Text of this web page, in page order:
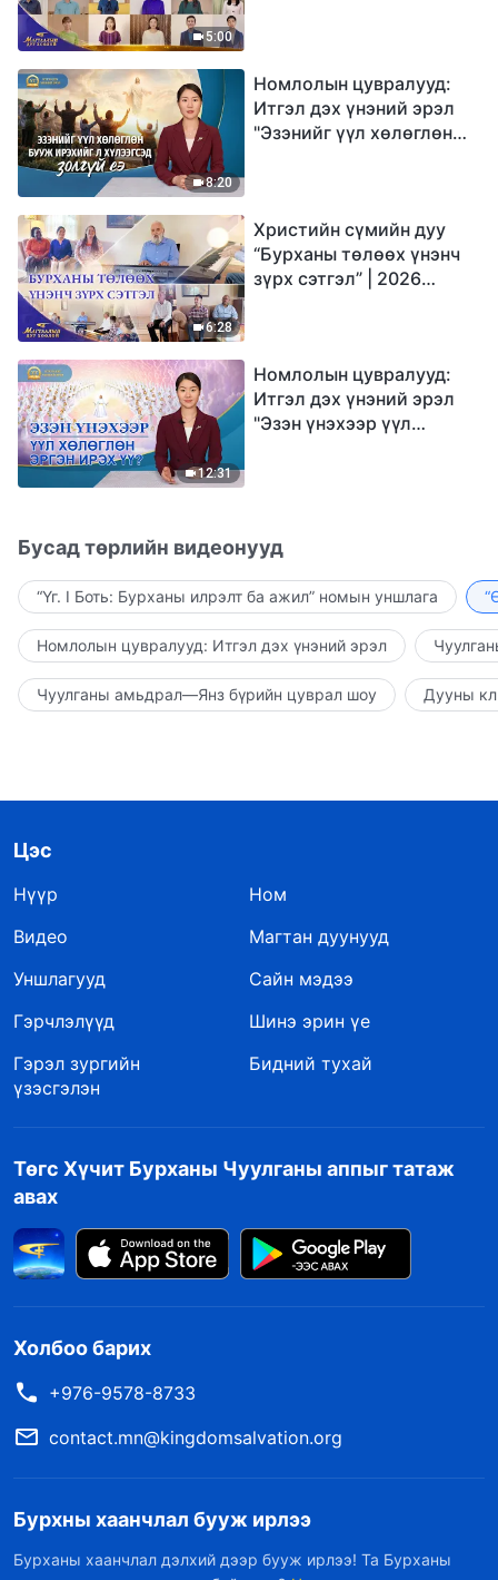
5:00
8:20
Номлолын цувралууд:
Итгэл дэх үнэний эрэл
"Эзэнийг үүл хөлөглөн
6:28
Христийн сүмийн дуу
“Бурханы төлөөх үнэнч
зүрх сэтгэл” | 2026
12:31
Номлолын цувралууд:
Итгэл дэх үнэний эрэл
"Эзэн үнэхээр үүл
Бусад төрлийн видеонууд
“Үг. I Боть: Бурханы илрэлт ба ажил” номын уншлага
Номлолын цувралууд: Итгэл дэх үнэний эрэл
Чуулганы амьдрал—Янз бүрийн цуврал шоу Дууны
Цэс
Нүүр
Ном
Видео
Магтан дуунууд
Уншлагууд
Сайн мэдээ
Гэрчлэлүүд
Шинэ эрин үе
Гэрэл зургийн
үзэсгэлэн
Бидний тухай
Төгс Хүчит Бурханы Чуулганы аппыг татаж
авах
Холбоо барих
+976-9578-8733
contact.mn@kingdomsalvation.org
Бурхны хаанчлал бууж ирлээ
Бурханы хаанчлал дэлхий дээр бууж ирлээ! Та Бурханы